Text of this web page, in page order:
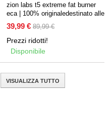
zion labs t5 extreme fat burner
eca | 100% originaledestinato alle
persone che vogliono perdere
peso, potente termogenico che
accelera il metabolismo
stimolando il processo di lipolisi.
39,99 € 89,99 €
Prezzi ridotti!
Disponibile
VISUALIZZA TUTTO